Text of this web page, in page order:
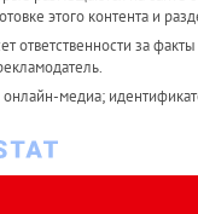
этого контента и
ответственности за
онлайн-медиа;